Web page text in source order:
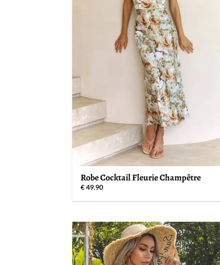
Robe Cocktail Fleurie Champêtre
€49.90